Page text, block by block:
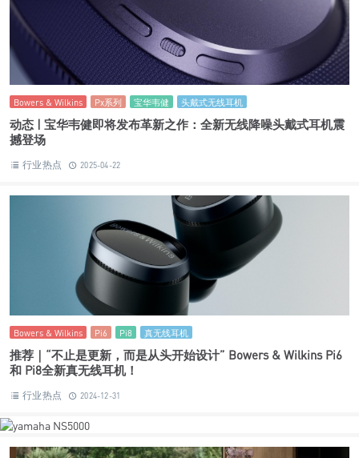
Bowers & Wilkins Px系列 宝华韦健 头戴式无线耳机
动态 | 宝华韦健即将发布革新之作：全新无线降噪头戴式耳机震
撼登场
行业热点 2025-04-22
Bowers & Wilkins Pi6 Pi8 真无线耳机
推荐｜“不止是更新，而是从头开始设计” Bowers & Wilkins Pi6
和 Pi8全新真无线耳机！
行业热点 2024-12-31